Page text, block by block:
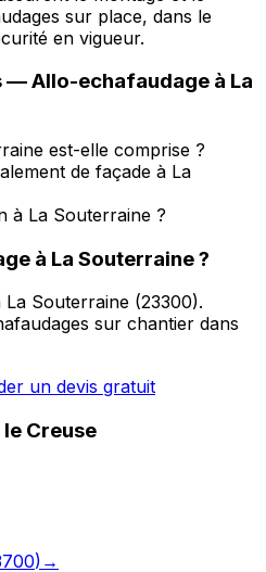
sur place, dans le
en vigueur.
—Allo-echafaudage à La
est-elle comprise ?
de façade à La
à La Souterraine ?
à La Souterraine?
La Souterraine (23300).
sur chantier dans
un devis gratuit
le Creuse
) →